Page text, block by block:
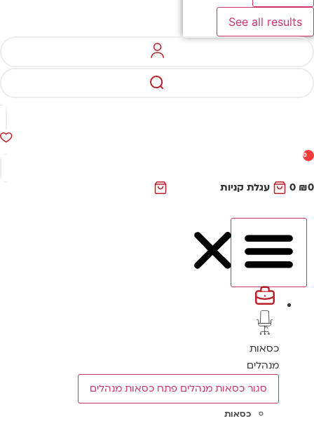
See all results
0
₪
0 עגלת קניות
כסאות
מנהלים
סגור כסאות מנהלים פתח כסאות מנהלים
כסאות